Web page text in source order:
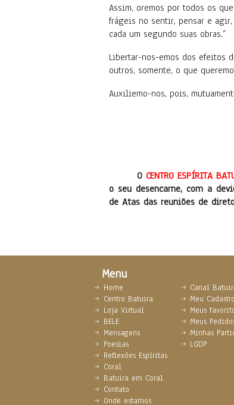
Assim, oremos por todos os
frágeis no sentir, pensar e
cada um segundo suas obras.”
Libertar-nos-emos dos efeitos
outros, somente, o que
Auxiliemo-nos, pois,
OCENTRO ESPÍRITA
o seu desencarne, com a
de Atas das reuniões de
Menu
Home
Centro Batuira
Loja Virtual
BELE
Mensagens
Poesias
Reflexões Espíritas
Coral
Batuira em Coral
Contato
Onde estamos
Canal
Meu Cadastro
Meus
Meus
Minhas
LGDP